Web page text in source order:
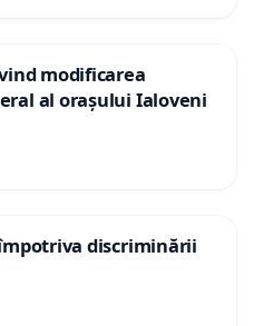
modificarea
al orașului Ialoveni
discriminării